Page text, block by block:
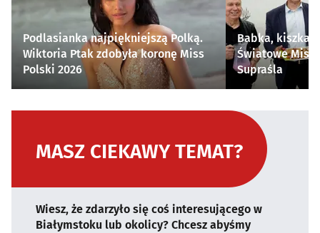
Podlasianka najpiękniejszą Polką.
Wiktoria Ptak zdobyła koronę Miss
Polski 2026
Babka, kiszka i
Światowe
Supraśla
MASZ CIEKAWY TEMAT?
Wiesz, że zdarzyło się coś interesującego w
Białymstoku lub okolicy? Chcesz abyśmy